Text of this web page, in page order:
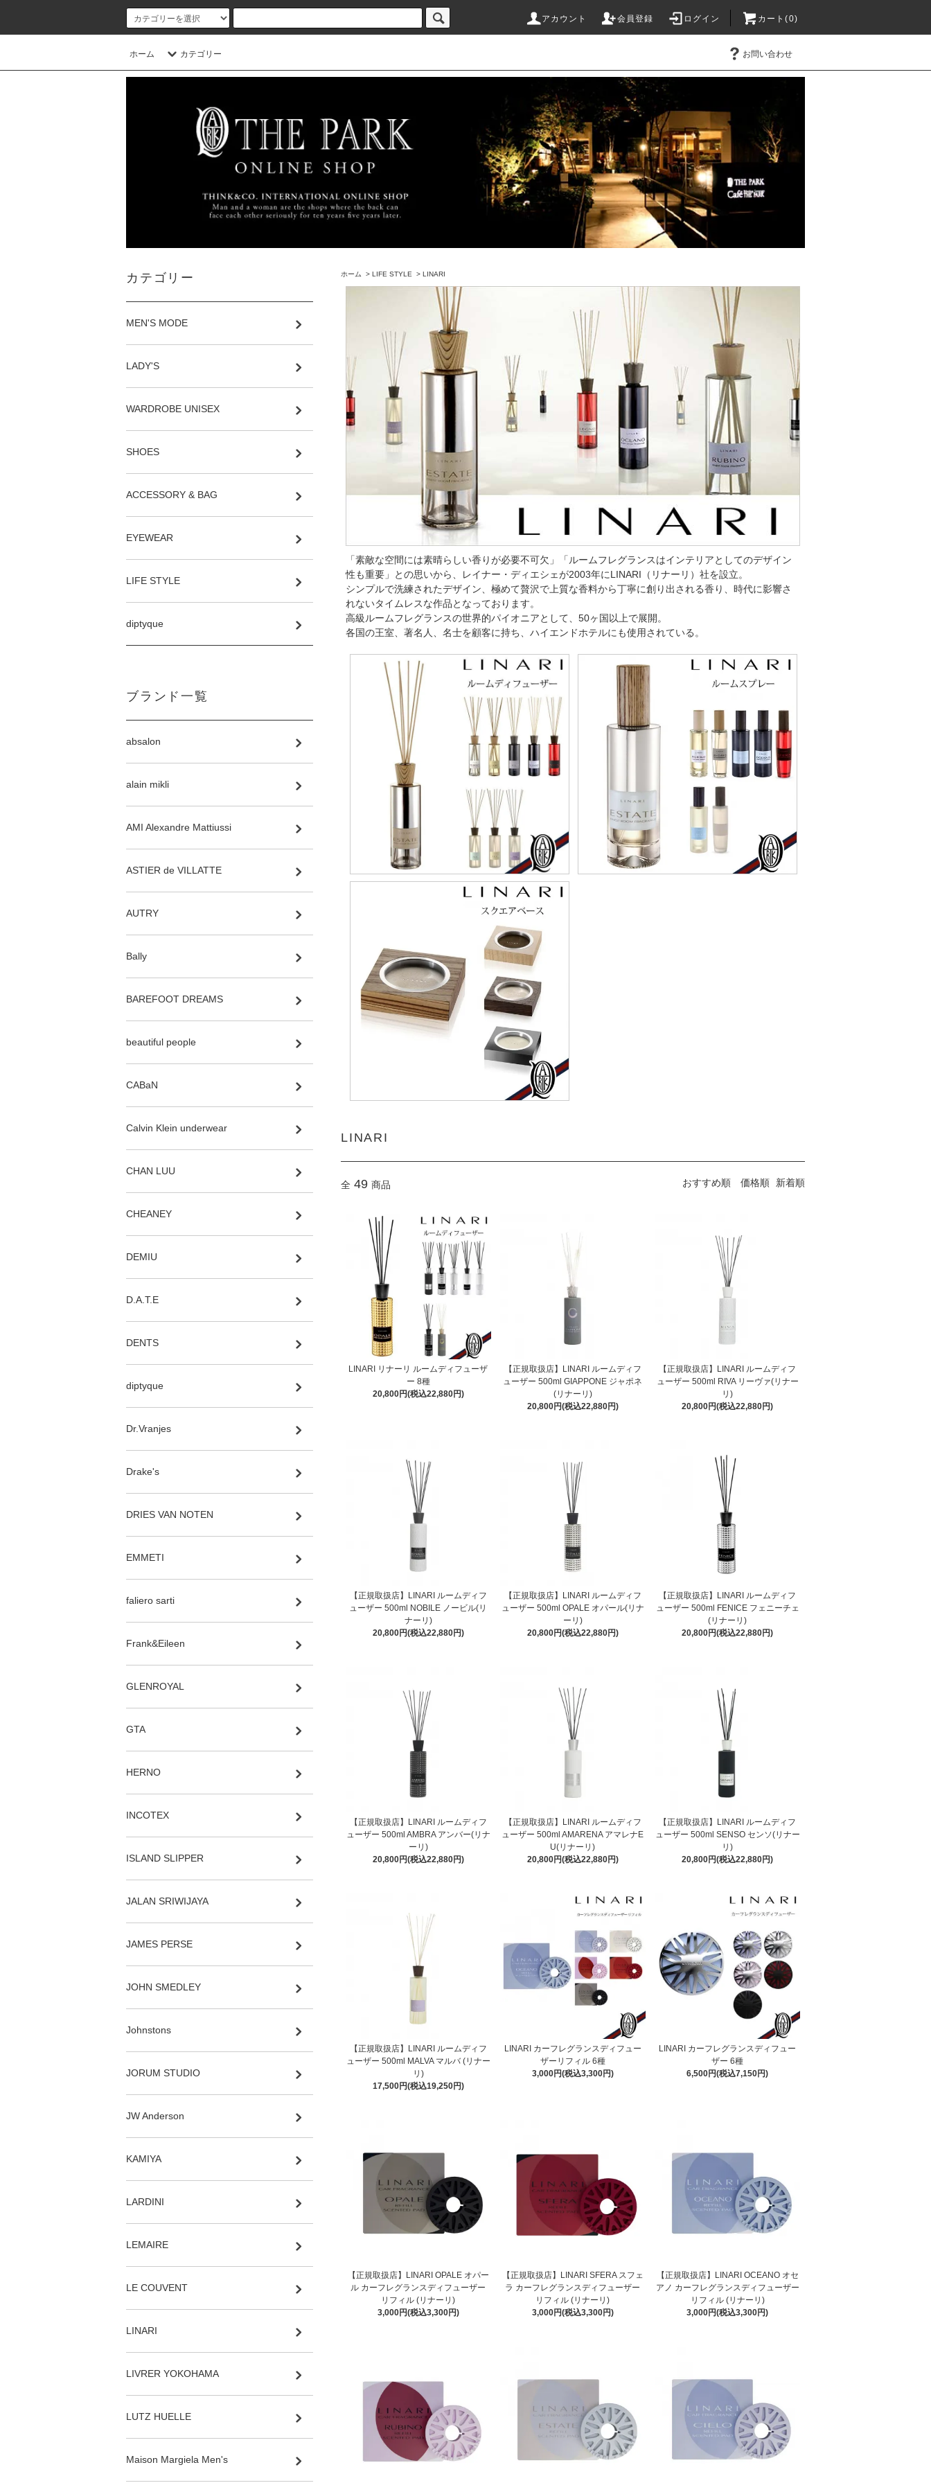
アカウント 会員登録 ログイン カート(0)
ホーム カテゴリー お問い合わせ
ホーム > LIFE STYLE > LINARI
「素敵な空間には素晴らしい香りが必要不可欠」「ルームフレグランスはインテリアとしてのデザイン
性も重要」との思いから、レイナー・ディエシェが2003年にLINARI（リナーリ）社を設立。
シンプルで洗練されたデザイン、極めて贅沢で上質な香料から丁寧に創り出される香り、時代に影響さ
れないタイムレスな作品となっております。
高級ルームフレグランスの世界的パイオニアとして、50ヶ国以上で展開。
各国の王室、著名人、名士を顧客に持ち、ハイエンドホテルにも使用されている。
LINARI
全 49 商品 おすすめ順 価格順 新着順
LINARI リナーリ ルームディフューザ
ー 8種
20,800円(税込22,880円)
【正規取扱店】LINARI ルームディフ
ューザー 500ml GIAPPONE ジャポネ
(リナーリ)
20,800円(税込22,880円)
【正規取扱店】LINARI ルームディフ
ューザー 500ml RIVA リーヴァ(リナー
リ)
20,800円(税込22,880円)
【正規取扱店】LINARI ルームディフ
ューザー 500ml NOBILE ノービル(リ
ナーリ)
20,800円(税込22,880円)
【正規取扱店】LINARI ルームディフ
ューザー 500ml OPALE オパール(リナ
ーリ)
20,800円(税込22,880円)
【正規取扱店】LINARI ルームディフ
ューザー 500ml FENICE フェニーチェ
(リナーリ)
20,800円(税込22,880円)
【正規取扱店】LINARI ルームディフ
ューザー 500ml AMBRA アンバー(リナ
ーリ)
20,800円(税込22,880円)
【正規取扱店】LINARI ルームディフ
ューザー 500ml AMARENA アマレナE
U(リナーリ)
20,800円(税込22,880円)
【正規取扱店】LINARI ルームディフ
ューザー 500ml SENSO センソ(リナー
リ)
20,800円(税込22,880円)
【正規取扱店】LINARI ルームディフ
ューザー 500ml MALVA マルバ (リナー
リ)
17,500円(税込19,250円)
LINARI カーフレグランスディフュー
ザーリフィル 6種
3,000円(税込3,300円)
LINARI カーフレグランスディフュー
ザー 6種
6,500円(税込7,150円)
【正規取扱店】LINARI OPALE オパー
ル カーフレグランスディフューザー
リフィル (リナーリ)
3,000円(税込3,300円)
【正規取扱店】LINARI SFERA スフェ
ラ カーフレグランスディフューザー
リフィル (リナーリ)
3,000円(税込3,300円)
【正規取扱店】LINARI OCEANO オセ
アノ カーフレグランスディフューザー
リフィル (リナーリ)
3,000円(税込3,300円)
カテゴリー
MEN'S MODE
LADY'S
WARDROBE UNISEX
SHOES
ACCESSORY & BAG
EYEWEAR
LIFE STYLE
diptyque
ブランド一覧
absalon
alain mikli
AMI Alexandre Mattiussi
ASTIER de VILLATTE
AUTRY
Bally
BAREFOOT DREAMS
beautiful people
CABaN
Calvin Klein underwear
CHAN LUU
CHEANEY
DEMIU
D.A.T.E
DENTS
diptyque
Dr.Vranjes
Drake's
DRIES VAN NOTEN
EMMETI
faliero sarti
Frank&Eileen
GLENROYAL
GTA
HERNO
INCOTEX
ISLAND SLIPPER
JALAN SRIWIJAYA
JAMES PERSE
JOHN SMEDLEY
Johnstons
JORUM STUDIO
JW Anderson
KAMIYA
LARDINI
LEMAIRE
LE COUVENT
LINARI
LIVRER YOKOHAMA
LUTZ HUELLE
Maison Margiela Men's